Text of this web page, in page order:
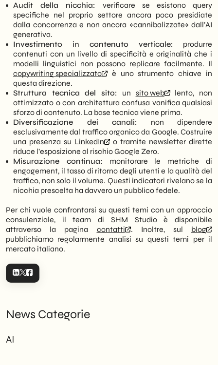
Audit della nicchia:
verificare se esistono query
specifiche nel proprio settore ancora poco presidiate
dalla concorrenza e non ancora «cannibalizzate» dall’AI
generativa.
Investimento in contenuto verticale:
produrre
contenuti con un livello di specificità e originalità che i
modelli linguistici non possono replicare facilmente. Il
copywriting specializzato
è uno strumento chiave in
questa direzione.
Struttura tecnica del sito:
un sito web
lento, non
ottimizzato o con architettura confusa vanifica qualsiasi
sforzo di contenuto. La base tecnica viene prima.
Diversificazione dei canali:
non dipendere
esclusivamente dal traffico organico da Google. Costruire
una presenza su LinkedIn
o tramite newsletter dirette
riduce l’esposizione al rischio Google Zero.
Misurazione continua: monitorare le metriche di
engagement, il tasso di ritorno degli utenti e la qualità del
traffico, non solo il volume. Questi indicatori rivelano se la
nicchia prescelta ha davvero un pubblico fedele.
Per chi vuole confrontarsi su questi temi con un approccio
consulenziale, il team di SHM Studio è disponibile
attraverso la pagina contatti . Inoltre, sul blog
pubblichiamo regolarmente analisi su questi temi per il
mercato italiano.
News Categorie
AI